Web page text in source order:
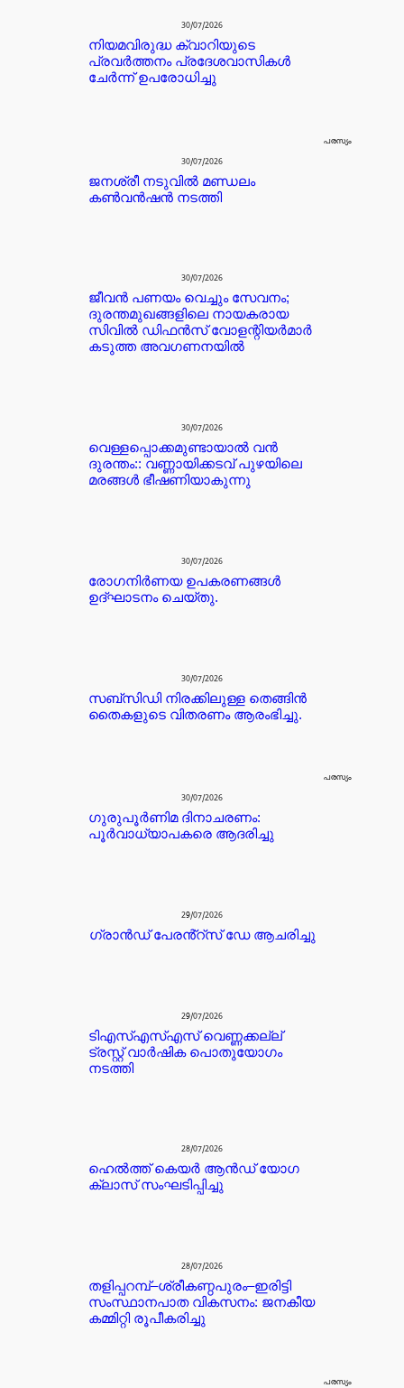
30/07/2026
നിയമവിരുദ്ധ ക്വാറിയുടെ
പ്രവർത്തനം പ്രദേശവാസികൾ
ചേർന്ന് ഉപരോധിച്ചു
പരസ്യം
30/07/2026
ജനശ്രീ നടുവിൽ മണ്ഡലം
കൺവൻഷൻ നടത്തി
30/07/2026
ജീവൻ പണയം വെച്ചും സേവനം;
ദുരന്തമുഖങ്ങളിലെ നായകരായ
സിവിൽ ഡിഫൻസ് വോളന്റിയർമാർ
കടുത്ത അവഗണനയിൽ
30/07/2026
വെള്ളപ്പൊക്കമുണ്ടായാൽ വൻ
ദുരന്തം:: വണ്ണായിക്കടവ് പുഴയിലെ
മരങ്ങൾ ഭീഷണിയാകുന്നു
30/07/2026
രോഗനിർണയ ഉപകരണങ്ങൾ
ഉദ്ഘാടനം ചെയ്തു.
30/07/2026
സബ്സിഡി നിരക്കിലുള്ള തെങ്ങിൻ
തൈകളുടെ വിതരണം ആരംഭിച്ചു.
പരസ്യം
30/07/2026
ഗുരുപൂർണിമ ദിനാചരണം:
പൂർവാധ്യാപകരെ ആദരിച്ചു
29/07/2026
ഗ്രാൻഡ് പേരൻ്റ്സ് ഡേ ആചരിച്ചു
29/07/2026
ടിഎസ്എസ്എസ് വെണ്ണക്കല്ല്
ട്രസ്റ്റ് വാർഷിക പൊതുയോഗം
നടത്തി
28/07/2026
ഹെൽത്ത് കെയർ ആൻഡ് യോഗ
ക്ലാസ് സംഘടിപ്പിച്ചു
28/07/2026
തളിപ്പറമ്പ്–ശ്രീകണ്ഠപുരം–ഇരിട്ടി
സംസ്ഥാനപാത വികസനം: ജനകീയ
കമ്മിറ്റി രൂപീകരിച്ചു
പരസ്യം